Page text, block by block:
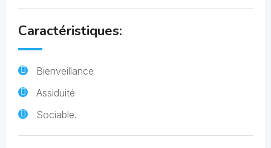
Caractéristiques:
Bienveillance
Assiduité
Sociable.